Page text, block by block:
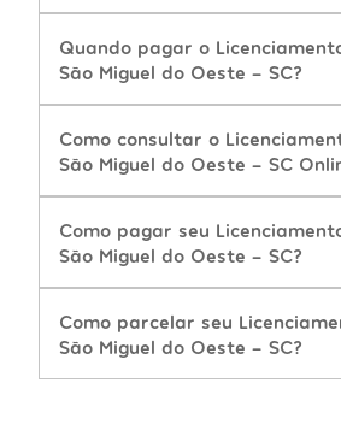
Quando pagar o
São Miguel do Oeste - SC?
Como consultar o
São Miguel do Oeste - SC
Como pagar seu
São Miguel do Oeste - SC?
Como parcelar seu
São Miguel do Oeste - SC?